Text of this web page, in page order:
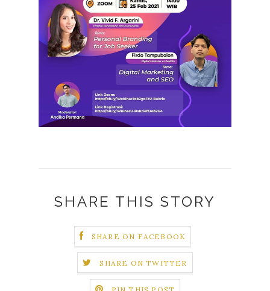
SHARE THIS STORY
SHARE ON FACEBOOK
SHARE ON TWITTER